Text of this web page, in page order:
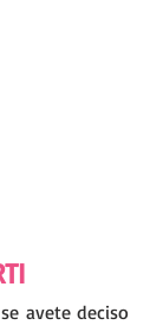
avete deciso